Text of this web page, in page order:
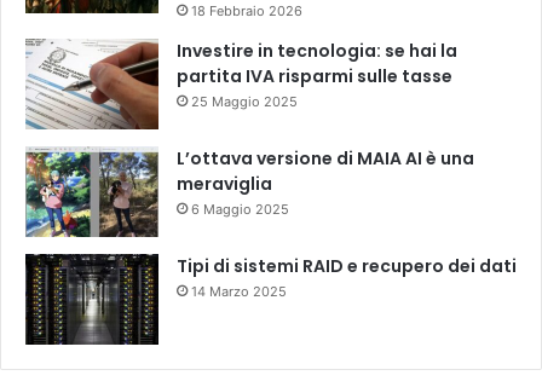
18 Febbraio 2026
Investire in tecnologia: se hai la
partita IVA risparmi sulle tasse
25 Maggio 2025
L’ottava versione di MAIA AI è una
meraviglia
6 Maggio 2025
Tipi di sistemi RAID e recupero dei dati
14 Marzo 2025